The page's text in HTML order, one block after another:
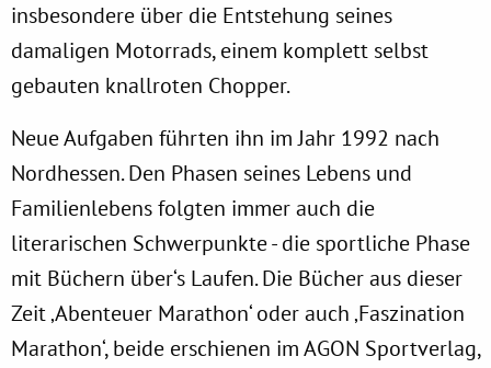
insbesondere über die Entstehung seines
damaligen Motorrads, einem komplett selbst
gebauten knallroten Chopper.
Neue Aufgaben führten ihn im Jahr 1992 nach
Nordhessen. Den Phasen seines Lebens und
Familienlebens folgten immer auch die
literarischen Schwerpunkte - die sportliche Phase
mit Büchern über‘s Laufen. Die Bücher aus dieser
Zeit ‚Abenteuer Marathon‘ oder auch ‚Faszination
Marathon‘, beide erschienen im AGON Sportverlag,